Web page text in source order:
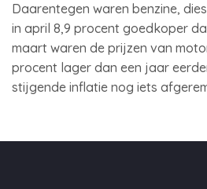
Daarentegen waren benzine,
in april 8,9 procent goedkoper
maart waren de prijzen van
procent lager dan een jaar
stijgende inflatie nog iets